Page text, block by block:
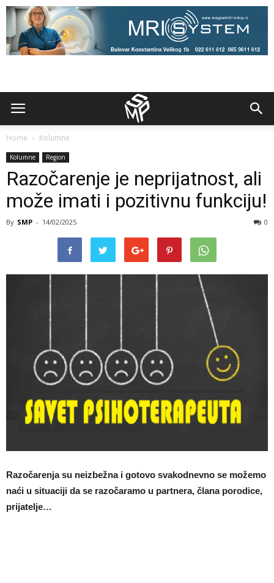
Home Kolumne
Kolumne Region
Razočarenje je neprijatnost, ali
može imati i pozitivnu funkciju!
By SMP - 14/02/2025 0
Razočarenja su neizbežna i gotovo svakodnevno se možemo
naći u situaciji da se razočaramo u partnera, člana porodice,
prijatelje…